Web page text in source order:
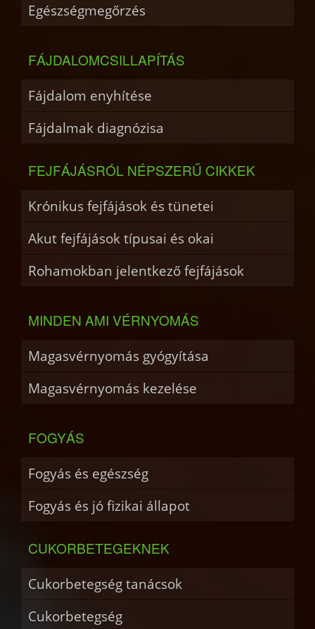
Egészségmegőrzés
FÁJDALOMCSILLAPÍTÁS
Fájdalom enyhítése
Fájdalmak diagnózisa
FEJFÁJÁSRÓL NÉPSZERŰ CIKKEK
Krónikus fejfájások és tünetei
Akut fejfájások típusai és okai
Rohamokban jelentkező fejfájások
MINDEN AMI VÉRNYOMÁS
Magasvérnyomás gyógyítása
Magasvérnyomás kezelése
FOGYÁS
Fogyás és egészség
Fogyás és jó fizikai állapot
CUKORBETEGEKNEK
Cukorbetegség tanácsok
Cukorbetegség